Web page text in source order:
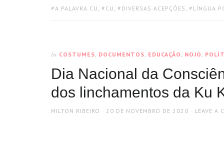
TAGS:
A PALAVRA CU , CU , DIVERSAS ACEPÇÕES , LÍNGUA
In COSTUMES, DOCUMENTOS, EDUCAÇÃO , NOJO ,
Dia Nacional da
dos linchamentos da Ku
AUTHOR
MILTON RIBEIRO
POSTED
20 DE NOVEMBRO DE 2020 LEAVE A